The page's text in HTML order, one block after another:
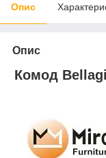
Опис
Опис
Комод